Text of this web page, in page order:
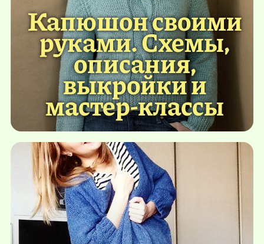
Капюшон своими
руками. Схемы,
описания,
выкройки и
мастер-классы